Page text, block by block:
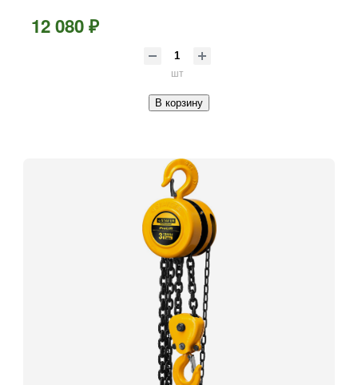
12 080 ₽
шт
В корзину